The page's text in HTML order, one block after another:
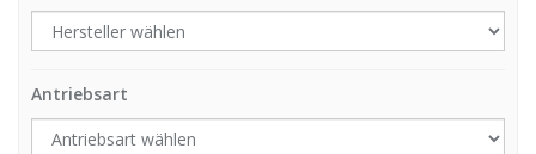
Antriebsart